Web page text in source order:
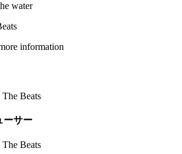
water
Beats
ーサー
Beats